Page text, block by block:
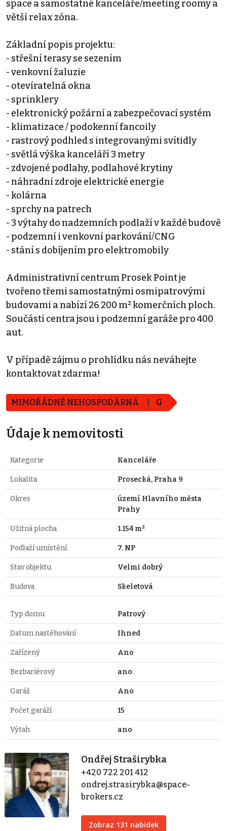
space a samostatné kanceláře/meeting roomy a
větší relax zóna.
Základní popis projektu:
- střešní terasy se sezením
- venkovní žaluzie
- otevíratelná okna
- sprinklery
- elektronický požární a zabezpečovací systém
- klimatizace / podokenní fancoily
- rastrový podhled s integrovanými svítidly
- světlá výška kanceláří 3 metry
- zdvojené podlahy, podlahové krytiny
- náhradní zdroje elektrické energie
- kolárna
- sprchy na patrech
- 3 výtahy do nadzemních podlaží v každé budově
- podzemní i venkovní parkování/CNG
- stání s dobíjením pro elektromobily
Administrativní centrum Prosek Point je
tvořeno třemi samostatnými osmipatrovými
budovami a nabízí 26 200 m² komerčních ploch.
Součástí centra jsou i podzemní garáže pro 400
aut.
V případě zájmu o prohlídku nás neváhejte
kontaktovat zdarma!
MIMOŘÁDNĚ NEHOSPODÁRNÁ G
Údaje k nemovitosti
Kategorie Kanceláře
Lokalita Prosecká, Praha 9
Okres
území Hlavního města
Prahy
Užitná plocha 1.154 m²
Podlaží umístění 7. NP
Stav objektu Velmi dobrý
Budova Skeletová
Typ domu Patrový
Datum nastěhování Ihned
Zařízený Ano
Bezbariérový ano
Garáž Ano
Počet garáží 15
Výtah ano
Ondřej Straširybka
+420 722 201 412
ondrej.strasirybka@space-
brokers.cz
Zobraz 131 nabídek